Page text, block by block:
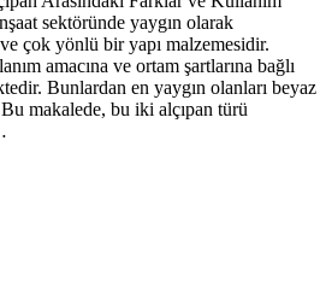
sektöründe yaygın olarak
çok yönlü bir yapı malzemesidir.
amacına ve ortam şartlarına bağlı
Bunlardan en yaygın olanları beyaz
Bu makalede, bu iki alçıpan türü